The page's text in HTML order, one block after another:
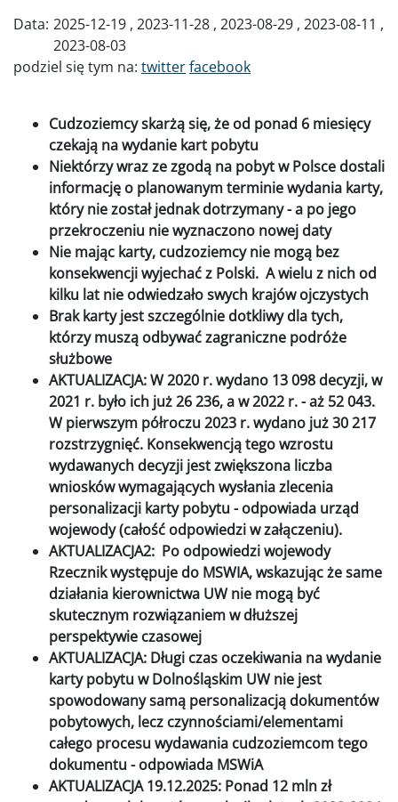
Data: 2025-12-19 2023-11-28 2023-08-29 2023-08-11
2023-08-03
podziel się tym na: twitterfacebook
Cudzoziemcy skarżą się, że od ponad 6 miesięcy
czekają na wydanie kart pobytu
Niektórzy wraz ze zgodą na pobyt w Polsce dostali
informację o planowanym terminie wydania karty,
który nie został jednak dotrzymany - a po jego
przekroczeniu nie wyznaczono nowej daty
Nie mając karty, cudzoziemcy nie mogą bez
konsekwencji wyjechać z Polski. A wielu z nich od
kilku lat nie odwiedzało swych krajów ojczystych
Brak karty jest szczególnie dotkliwy dla tych,
którzy muszą odbywać zagraniczne podróże
służbowe
AKTUALIZACJA: W 2020 r. wydano 13 098 decyzji, w
2021 r. było ich już 26 236, a w 2022 r. - aż 52 043.
W pierwszym półroczu 2023 r. wydano już 30 217
rozstrzygnięć. Konsekwencją tego wzrostu
wydawanych decyzji jest zwiększona liczba
wniosków wymagających wysłania zlecenia
personalizacji karty pobytu - odpowiada urząd
wojewody (całość odpowiedzi w załączeniu).
AKTUALIZACJA2: Po odpowiedzi wojewody
Rzecznik występuje do MSWIA, wskazując że same
działania kierownictwa UW nie mogą być
skutecznym rozwiązaniem w dłuższej
perspektywie czasowej
AKTUALIZACJA: Długi czas oczekiwania na wydanie
karty pobytu w Dolnośląskim UW nie jest
spowodowany samą personalizacją dokumentów
pobytowych, lecz czynnościami/elementami
całego procesu wydawania cudzoziemcom tego
dokumentu - odpowiada MSWiA
AKTUALIZACJA 19.12.2025: Ponad 12 mln zł